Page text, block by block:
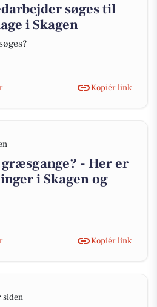
søges til
i Skagen
Kopiér link
- Her er
i Skagen og
Kopiér link
siden